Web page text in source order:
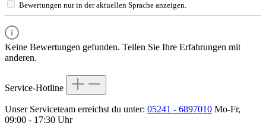
Bewertungen nur in der aktuellen Sprache anzeigen.
Keine Bewertungen gefunden. Teilen Sie Ihre Erfahrungen mit
anderen.
Service-Hotline
Unser Serviceteam erreichst du unter: 05241 - 6897010 Mo-Fr,
09:00 - 17:30 Uhr